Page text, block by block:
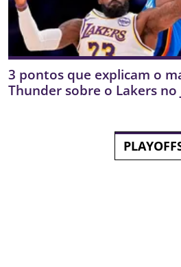
3 pontos que explicam o
Thunder sobre o Lakers no